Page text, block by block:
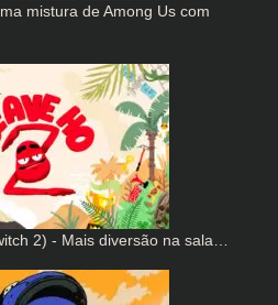
mistura de Among Us com
2) - Mais diversão na sala…